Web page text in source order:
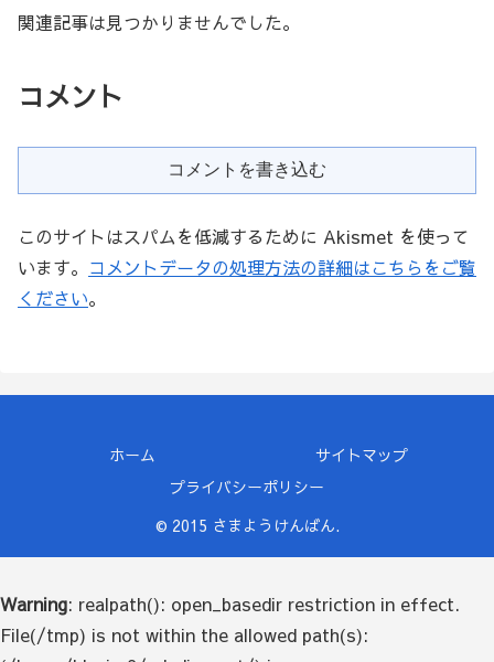
関連記事は見つかりませんでした。
コメント
コメントを書き込む
このサイトはスパムを低減するために Akismet を使って
います。 コメントデータの処理方法の詳細はこちらをご覧
ください。
ホーム
サイトマップ
プライバシーポリシー
© 2015 さまようけんばん.
Warning: realpath(): open_basedir restriction in effect.
File(/tmp) is not within the allowed path(s):